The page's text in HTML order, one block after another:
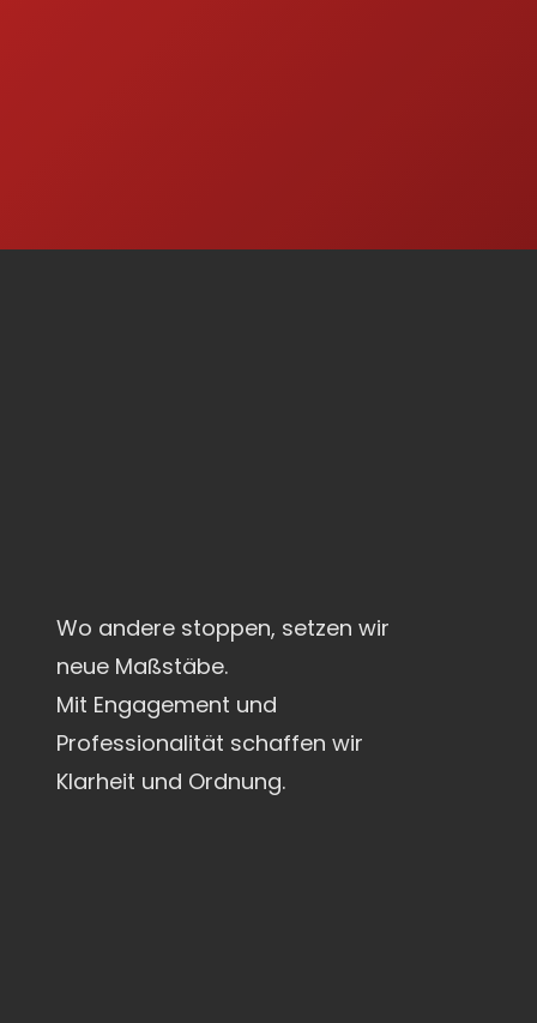
Wo andere stoppen, setzen wir
neue Maßstäbe.
Mit Engagement und
Professionalität schaffen wir
Klarheit und Ordnung.